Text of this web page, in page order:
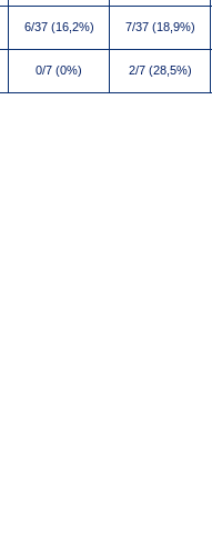
6/37 (16,2%) 7/37 (18,9%)
0/7 (0%) 2/7 (28,5%)